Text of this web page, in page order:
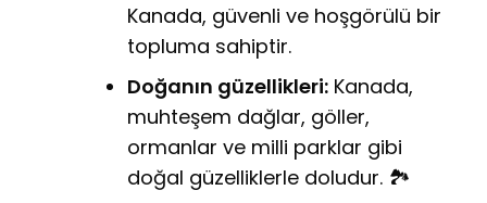
Kanada, güvenli ve hoşgörülü bir
topluma sahiptir.
Doğanın güzellikleri: Kanada,
muhteşem dağlar, göller,
ormanlar ve milli parklar gibi
doğal güzelliklerle doludur. 🏞️